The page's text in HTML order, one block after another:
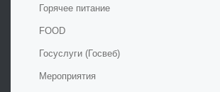
Горячее питание
FOOD
Госуслуги (Госвеб)
Мероприятия